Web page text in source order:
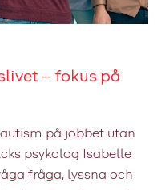
– fokus på
på jobbet utan
psykolog Isabelle
fråga, lyssna och